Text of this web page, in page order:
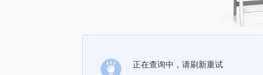
正在查询中，请刷新重试